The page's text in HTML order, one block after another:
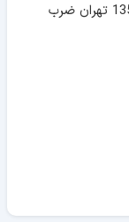
این مدال به مناسبت بازی های آسیایی 1353 تهران ضرب